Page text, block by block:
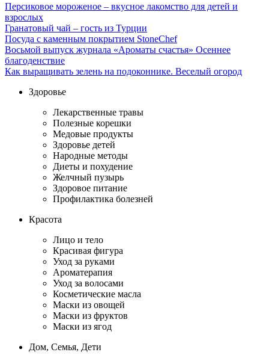
Персиковое мороженое – вкусное лакомство для детей и
взрослых
Гранатовый чай – гость из Турции
Посуда с каменным покрытием StoneChef
Восьмой выпуск журнала «Ароматы счастья» Осеннее
благоденствие
Как выращивать зелень на подоконнике. Веселый огород
Здоровье
Лекарственные травы
Полезные корешки
Медовые продукты
Здоровье детей
Народные методы
Диеты и похудение
Желчный пузырь
Здоровое питание
Профилактика болезней
Красота
Лицо и тело
Красивая фигура
Уход за руками
Ароматерапия
Уход за волосами
Косметические масла
Маски из овощей
Маски из фруктов
Маски из ягод
Дом, Семья, Дети